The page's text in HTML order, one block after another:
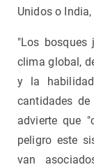
Unidos o
"Los bosques
clima global,
y la
cantidades de
advierte que
peligro este
van